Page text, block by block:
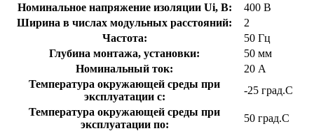
Номинальное напряжение изоляции Ui, В:
400 В
Ширина в числах модульных расстояний:
2
Частота:
50 Гц
Глубина монтажа, установки:
50 мм
Номинальный ток:
20 А
Температура окружающей среды при
эксплуатации с:
-25 град.C
Температура окружающей cреды при
эксплуатации по:
50 град.C